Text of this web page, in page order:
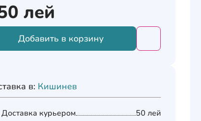
лей
Добавить в корзину
в: Кишинев
Доставка курьером 50 лей